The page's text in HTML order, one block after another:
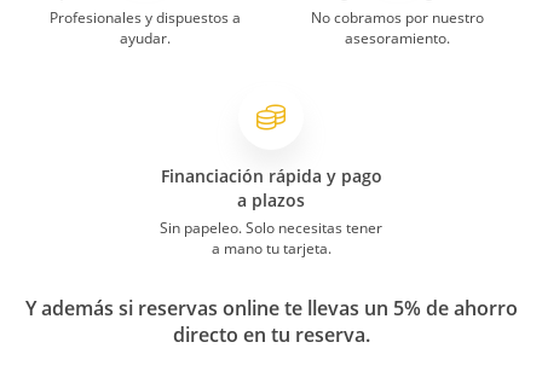
Profesionales y dispuestos a
ayudar.
No cobramos por nuestro
asesoramiento.
Financiación rápida y pago
a plazos
Sin papeleo. Solo necesitas tener
a mano tu tarjeta.
Y además si reservas online te llevas un 5% de ahorro
directo en tu reserva.